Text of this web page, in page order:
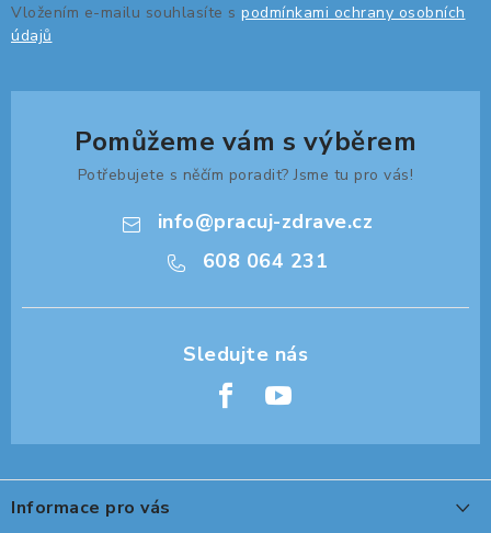
Vložením e-mailu souhlasíte s podmínkami ochrany osobních
údajů
Pomůžeme vám s výběrem
Potřebujete s něčím poradit? Jsme tu pro vás!
info@pracuj-zdrave.cz
608 064 231
á
pInformace pro vás